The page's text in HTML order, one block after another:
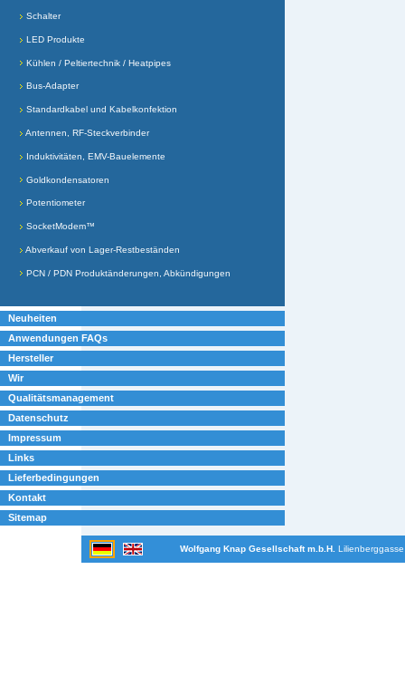
Schalter
LED Produkte
Kühlen / Peltiertechnik / Heatpipes
Bus-Adapter
Standardkabel und Kabelkonfektion
Antennen, RF-Steckverbinder
Induktivitäten, EMV-Bauelemente
Goldkondensatoren
Potentiometer
SocketModem™
Abverkauf von Lager-Restbeständen
PCN / PDN Produktänderungen, Abkündigungen
Neuheiten
Anwendungen FAQs
Hersteller
Wir
Qualitätsmanagement
Datenschutz
Impressum
Links
Lieferbedingungen
Kontakt
Sitemap
Wolfgang Knap Gesellschaft m.b.H.